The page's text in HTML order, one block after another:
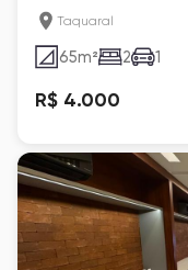
Taquaral
Taquaral
65m² 2 1
R$ 4.000